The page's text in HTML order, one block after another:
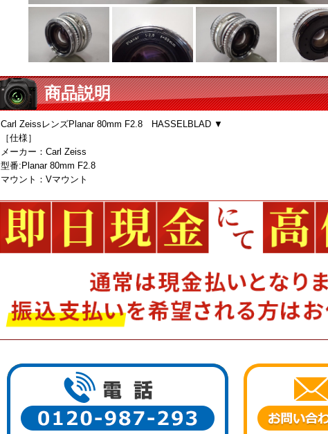
商品説明
Carl ZeissレンズPlanar 80mm F2.8 HASSELBLAD ▼
［仕様］
メーカー：Carl Zeiss
型番:Planar 80mm F2.8
マウント：Vマウント